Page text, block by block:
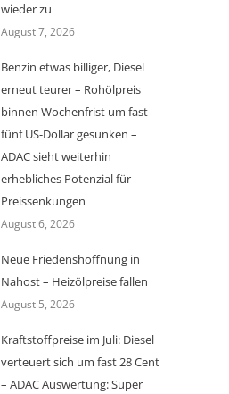
wieder zu
August 7, 2026
Benzin etwas billiger, Diesel
erneut teurer – Rohölpreis
binnen Wochenfrist um fast
fünf US-Dollar gesunken –
ADAC sieht weiterhin
erhebliches Potenzial für
Preissenkungen
August 6, 2026
Neue Friedenshoffnung in
Nahost – Heizölpreise fallen
August 5, 2026
Kraftstoffpreise im Juli: Diesel
verteuert sich um fast 28 Cent
– ADAC Auswertung: Super